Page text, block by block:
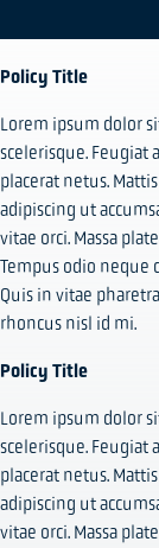
Policy Title
Lorem ipsum dolor
scelerisque.
placerat netus.
adipiscing ut
vitae orci. Massa
Tempus odio neque
Quis in vitae
rhoncus nisl id mi.
Policy Title
Lorem ipsum dolor
scelerisque.
placerat netus.
adipiscing ut
vitae orci. Massa